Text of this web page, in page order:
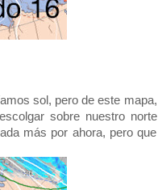
sol, pero de este mapa,
sobre nuestro norte
más por ahora, pero que